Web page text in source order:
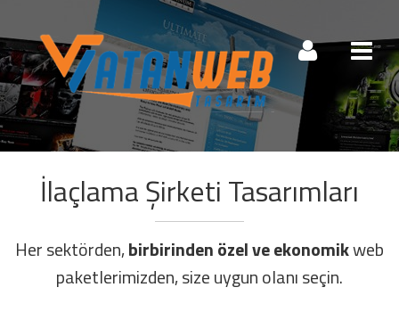
İlaçlama Şirketi Tasarımları
Her sektörden,birbirinden özel ve ekonomikweb
paketlerimizden, size uygun olanı seçin.
Müşteri Paneli
Beni Hatırla Şifremi Unuttum!
Giriş Yap